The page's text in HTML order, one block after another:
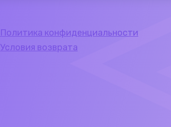
Политика конфиденциальности
Условия возврата